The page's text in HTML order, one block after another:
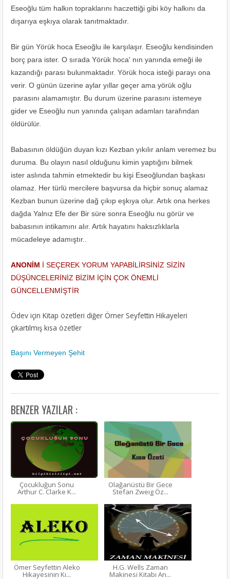
Eseoğlu tüm halkın topraklarını haczettiği gibi köy halkını da
dışarıya eşkıya olarak tanıtmaktadır.
Bir gün Yörük hoca Eseoğlu ile karşılaşır. Eseoğlu kendisinden
borç para ister. O sırada Yörük hoca' nın yanında emeği ile
kazandığı parası bulunmaktadır. Yörük hoca isteği parayı ona
verir. O günün üzerine aylar yıllar geçer ama yörük oğlu
parasını alamamıştır. Bu durum üzerine parasını istemeye
gider ve Eseoğlu nun yanında çalışan adamları tarafından
öldürülür.
Babasının öldüğün duyan kızı Kezban yıkılır anlam veremez bu
duruma. Bu olayın nasıl olduğunu kimin yaptığını bilmek
ister aslında tahmin etmektedir bu kişi Eseoğlundan başkası
olamaz. Her türlü mercilere başvursa da hiçbir sonuç alamaz
Kezban bunun üzerine dağ çıkıp eşkıya olur. Artık ona herkes
dağda Yalnız Efe der Bir süre sonra Eseoğlu nu görür ve
babasının intikamını alır. Artık hayatını haksızlıklarla
mücadeleye adamıştır..
ANONİM İ SEÇEREK YORUM YAPABİLİRSİNİZ SİZİN
DÜŞÜNCELERİNİZ BİZİM İÇİN ÇOK ÖNEMLİ
GÜNCELLENMİŞTİR
Ödev için Kitap özetleri diğer Ömer Seyfettin Hikayeleri
çıkartılmış kısa özetler
Başını Vermeyen Şehit
BENZER YAZILAR :
Çocukluğun Sonu
Arthur C. Clarke K...
Olağanüstü Bir Gece
Stefan Zweig Öz...
Ömer Seyfettin Aleko
Hikayesinin Kı...
H.G. Wells Zaman
Makinesi Kitabı An...